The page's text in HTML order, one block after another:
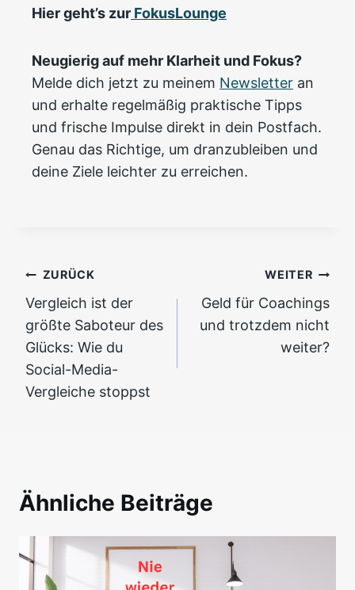
Hier geht’s zur FokusLounge
Neugierig auf mehr Klarheit und Fokus?
Melde dich jetzt zu meinem Newsletter an
und erhalte regelmäßig praktische Tipps
und frische Impulse direkt in dein Postfach.
Genau das Richtige, um dranzubleiben und
deine Ziele leichter zu erreichen.
Beitragsnavigation
ZURÜCK
Vergleich ist der
größte Saboteur des
Glücks: Wie du
Social-Media-
Vergleiche stoppst
WEITER
Geld für Coachings
und trotzdem nicht
weiter?
Ähnliche Beiträge